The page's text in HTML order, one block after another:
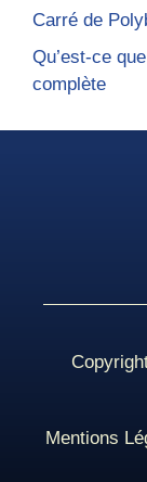
Carré de
Qu’est-ce
complète
Mentions